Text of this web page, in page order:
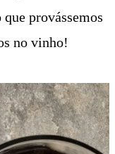
provássemos
no vinho!